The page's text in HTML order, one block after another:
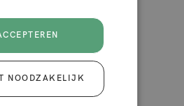
NOODZAKELIJK